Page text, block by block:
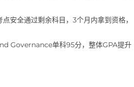
安全通过剩余科目，3个月内拿到资格，
Governance单科95分，整体GPA提升